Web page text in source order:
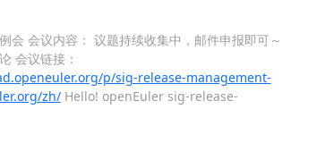
会议内容： 议题持续收集中，邮件申报即可～
会议链接：
p/sig-release-management-
zh/Hello! openEuler sig-release-